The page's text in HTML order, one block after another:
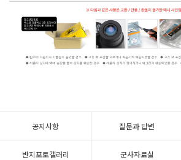
공지사항 질문과 답변
반지포토갤러리 군사자료실